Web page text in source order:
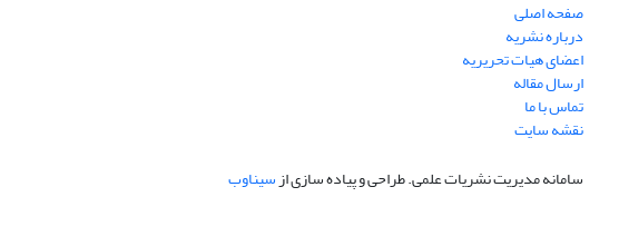
صفحه اصلی
درباره نشریه
اعضای هیات تحریریه
ارسال مقاله
تماس با ما
نقشه سایت
سامانه مدیریت نشریات علمی.طراحی و پیاده سازی ازسیناوب